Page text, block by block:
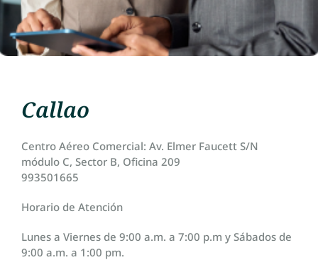
Callao
Centro Aéreo Comercial: Av. Elmer Faucett S/N
módulo C, Sector B, Oficina 209
993501665
Horario de Atención
Lunes a Viernes de 9:00 a.m. a 7:00 p.m y Sábados de
9:00 a.m. a 1:00 pm.